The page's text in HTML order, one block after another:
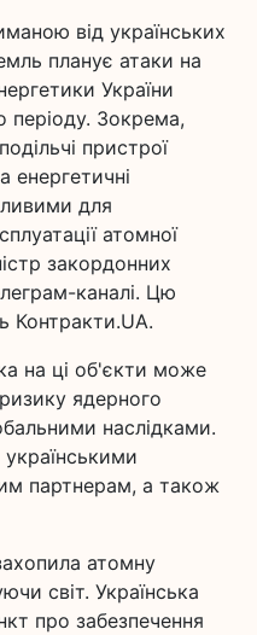
від українських
планує атаки на
України
періоду. Зокрема,
пристрої
енергетичні
для
атомної
закордонних
каналі. Цю
Контракти.UA.
на ці об'єкти може
ядерного
наслідками.
українськими
партнерам, а також
атомну
світ. Українська
про забезпечення